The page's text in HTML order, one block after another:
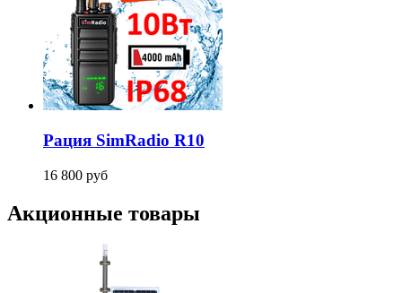
Рация SimRadio R10
16 800 руб
Акционные товары